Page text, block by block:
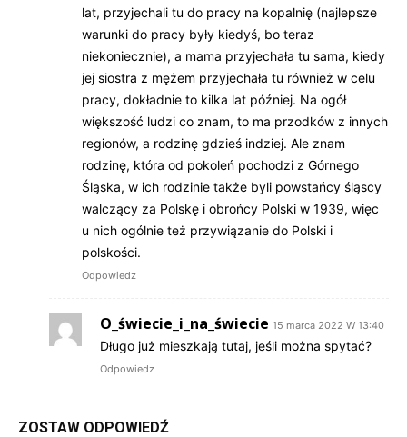
lat, przyjechali tu do pracy na kopalnię (najlepsze
warunki do pracy były kiedyś, bo teraz
niekoniecznie), a mama przyjechała tu sama, kiedy
jej siostra z mężem przyjechała tu również w celu
pracy, dokładnie to kilka lat później. Na ogół
większość ludzi co znam, to ma przodków z innych
regionów, a rodzinę gdzieś indziej. Ale znam
rodzinę, która od pokoleń pochodzi z Górnego
Śląska, w ich rodzinie także byli powstańcy śląscy
walczący za Polskę i obrońcy Polski w 1939, więc
u nich ogólnie też przywiązanie do Polski i
polskości.
Odpowiedz
O_świecie_i_na_świecie 15 marca 2022 W 13:40
Długo już mieszkają tutaj, jeśli można spytać?
Odpowiedz
ZOSTAW ODPOWIEDŹ